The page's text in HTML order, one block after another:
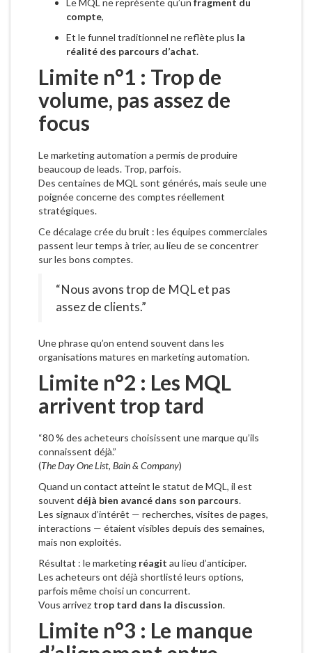
Le MQL ne représente qu’un fragment du
compte,
Et le funnel traditionnel ne reflète plus la
réalité des parcours d’achat.
Limite n°1 : Trop de
volume, pas assez de
focus
Le marketing automation a permis de produire
beaucoup de leads. Trop, parfois.
Des centaines de MQL sont générés, mais seule une
poignée concerne des comptes réellement
stratégiques.
Ce décalage crée du bruit : les équipes commerciales
passent leur temps à trier, au lieu de se concentrer
sur les bons comptes.
“Nous avons trop de MQL et pas
assez de clients.”
Une phrase qu’on entend souvent dans les
organisations matures en marketing automation.
Limite n°2 : Les MQL
arrivent trop tard
“80 % des acheteurs choisissent une marque qu’ils
connaissent déjà.”
(The Day One List, Bain & Company)
Quand un contact atteint le statut de MQL, il est
souvent déjà bien avancé dans son parcours.
Les signaux d’intérêt — recherches, visites de pages,
interactions — étaient visibles depuis des semaines,
mais non exploités.
Résultat : le marketing réagit au lieu d’anticiper.
Les acheteurs ont déjà shortlisté leurs options,
parfois même choisi un concurrent.
Vous arrivez trop tard dans la discussion.
Limite n°3 : Le manque